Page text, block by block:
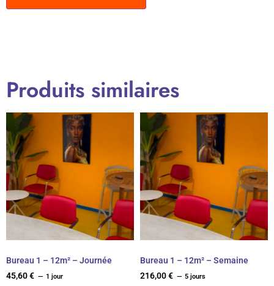
Produits similaires
Bureau 1 – 12m² – Journée
45,60€ 1 jour
Bureau 1 – 12m² – Semaine
216,00€ 5 jours